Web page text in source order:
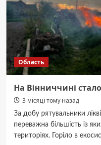
його
затримали
Область
На Вінниччині
3 місяці тому назад
За добу рятувальники
переважна більшість із
територіях. Горіло в